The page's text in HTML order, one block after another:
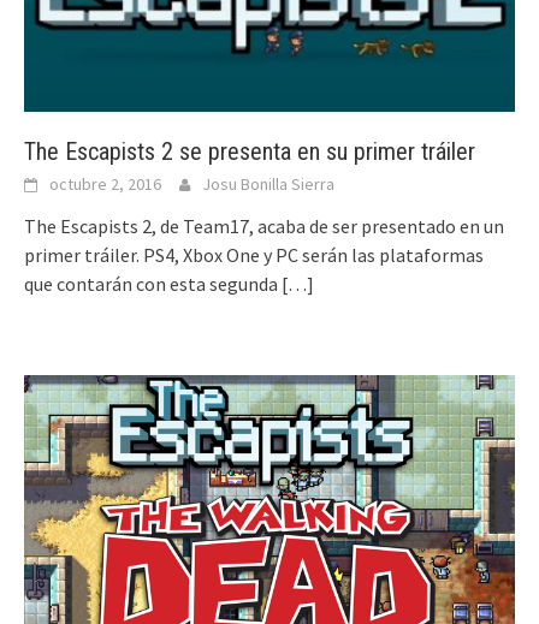
The Escapists 2 se presenta en su primer tráiler
octubre 2, 2016 Josu Bonilla Sierra
The Escapists 2, de Team17, acaba de ser presentado en un
primer tráiler. PS4, Xbox One y PC serán las plataformas
que contarán con esta segunda […]